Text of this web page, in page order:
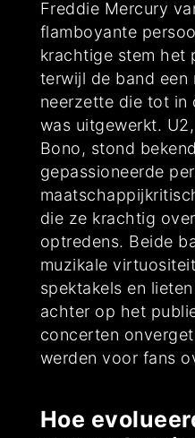
Freddie Mercury
flamboyante
krachtige stem het
terwijl de band een
neerzette die tot in
was uitgewerkt.
Bono, stond
gepassioneerde
die ze krachtig
optredens. Beide
muzikale
spektakels en
achter op het
concerten
werden voor fans
Hoe